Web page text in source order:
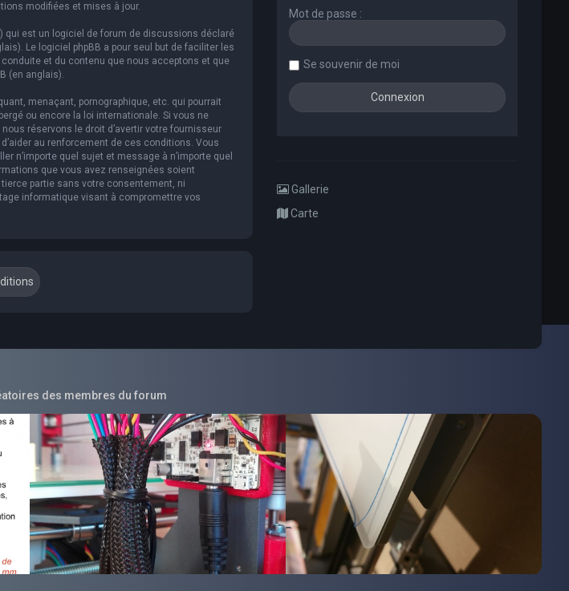
modifiées et mises à jour.
qui est un logiciel de forum de discussions déclaré
Le logiciel phpBB a pour seul but de faciliter les
et du contenu que nous acceptons et que
(en anglais).
menaçant, pornographique, etc. qui pourrait
ou encore la loi internationale. Si vous ne
réservons le droit d’avertir votre fournisseur
au renforcement de ces conditions. Vous
n’importe quel sujet et message à n’importe quel
que vous avez renseignées soient
partie sans votre consentement, ni
informatique visant à compromettre vos
Mot de passe :
Se souvenir de moi
Gallerie
Carte
des membres du forum